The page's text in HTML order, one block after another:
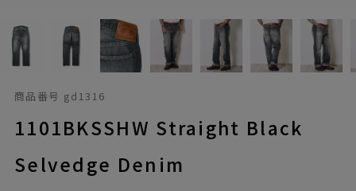
商品番号 gd1316
1101BKSSHW Straight Black
Selvedge Denim